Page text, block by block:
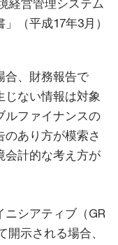
経営管理システム
（平成17年3月）
合、財務報告で
じない情報は対象
ルファイナンスの
あり方が模索さ
会計的な考え方が
ニシアティブ（GR
示される場合、